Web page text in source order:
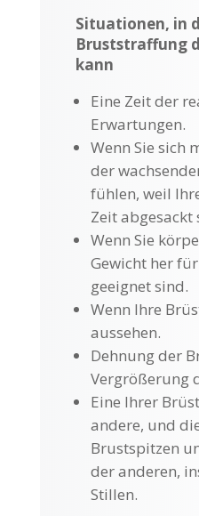
Situationen, in
Bruststraffung
kann
Eine Zeit der
Erwartungen.
Wenn Sie sich
der
fühlen, weil
Zeit abgesackt
Wenn Sie
Gewicht her
geeignet sind.
Wenn Ihre
aussehen.
Dehnung der
Vergrößerung
Eine Ihrer
andere, und
Brustspitzen
der anderen,
Stillen.